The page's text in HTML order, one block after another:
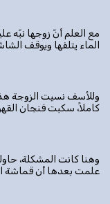
مع العلم أنّ زوجها نبّه
الماء يتلفها ويوقف
وللأسف نسيت الزوجة
كاملاً، سكبت فنجان
وهنا كانت المشكلة،
علمت بعدها أن قماشة